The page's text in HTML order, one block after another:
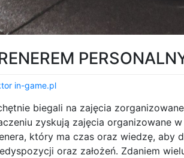
in-game.pl
biegali na zajęcia
zyskują zajęcia organizowane
który ma czas oraz wiedzę, aby
oraz założeń. Zdaniem